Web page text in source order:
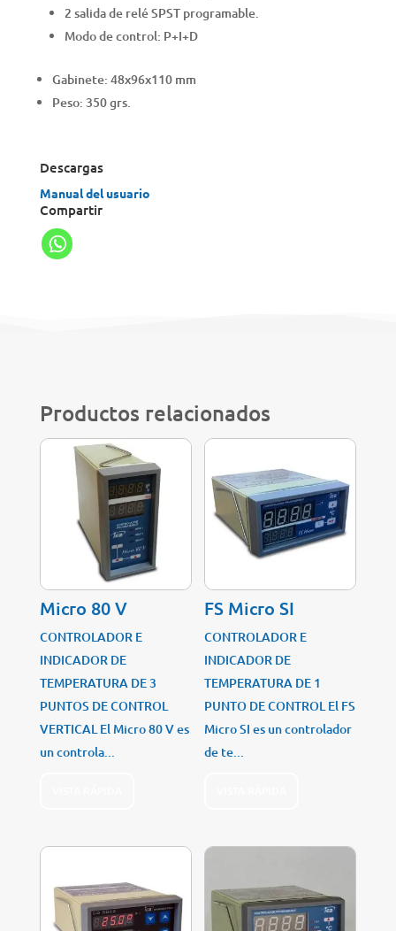
2 salida de relé SPST programable.
Modo de control: P+I+D
Gabinete: 48x96x110 mm
Peso: 350 grs.
Descargas
Manual del usuario
Compartir
Productos relacionados
Micro 80 V
CONTROLADOR E
INDICADOR DE
TEMPERATURA DE 3
PUNTOS DE CONTROL
VERTICAL El Micro 80 V es
un controla...
FS Micro SI
CONTROLADOR E
INDICADOR DE
TEMPERATURA DE 1
PUNTO DE CONTROL El FS
Micro SI es un controlador
de te...